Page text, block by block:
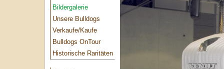
Bildergalerie
Unsere Bulldogs
Verkaufe/Kaufe
Bulldogs OnTour
Historische Raritäten